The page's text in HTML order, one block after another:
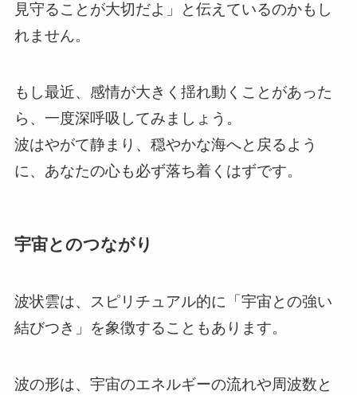
見守ることが大切だよ」と伝えているのかもし
れません。
もし最近、感情が大きく揺れ動くことがあった
ら、一度深呼吸してみましょう。
波はやがて静まり、穏やかな海へと戻るよう
に、あなたの心も必ず落ち着くはずです。
宇宙とのつながり
波状雲は、スピリチュアル的に「宇宙との強い
結びつき」を象徴することもあります。
波の形は、宇宙のエネルギーの流れや周波数と